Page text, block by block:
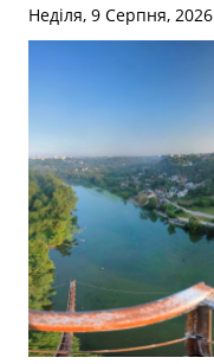
Неділя, 9 Серпня, 2026